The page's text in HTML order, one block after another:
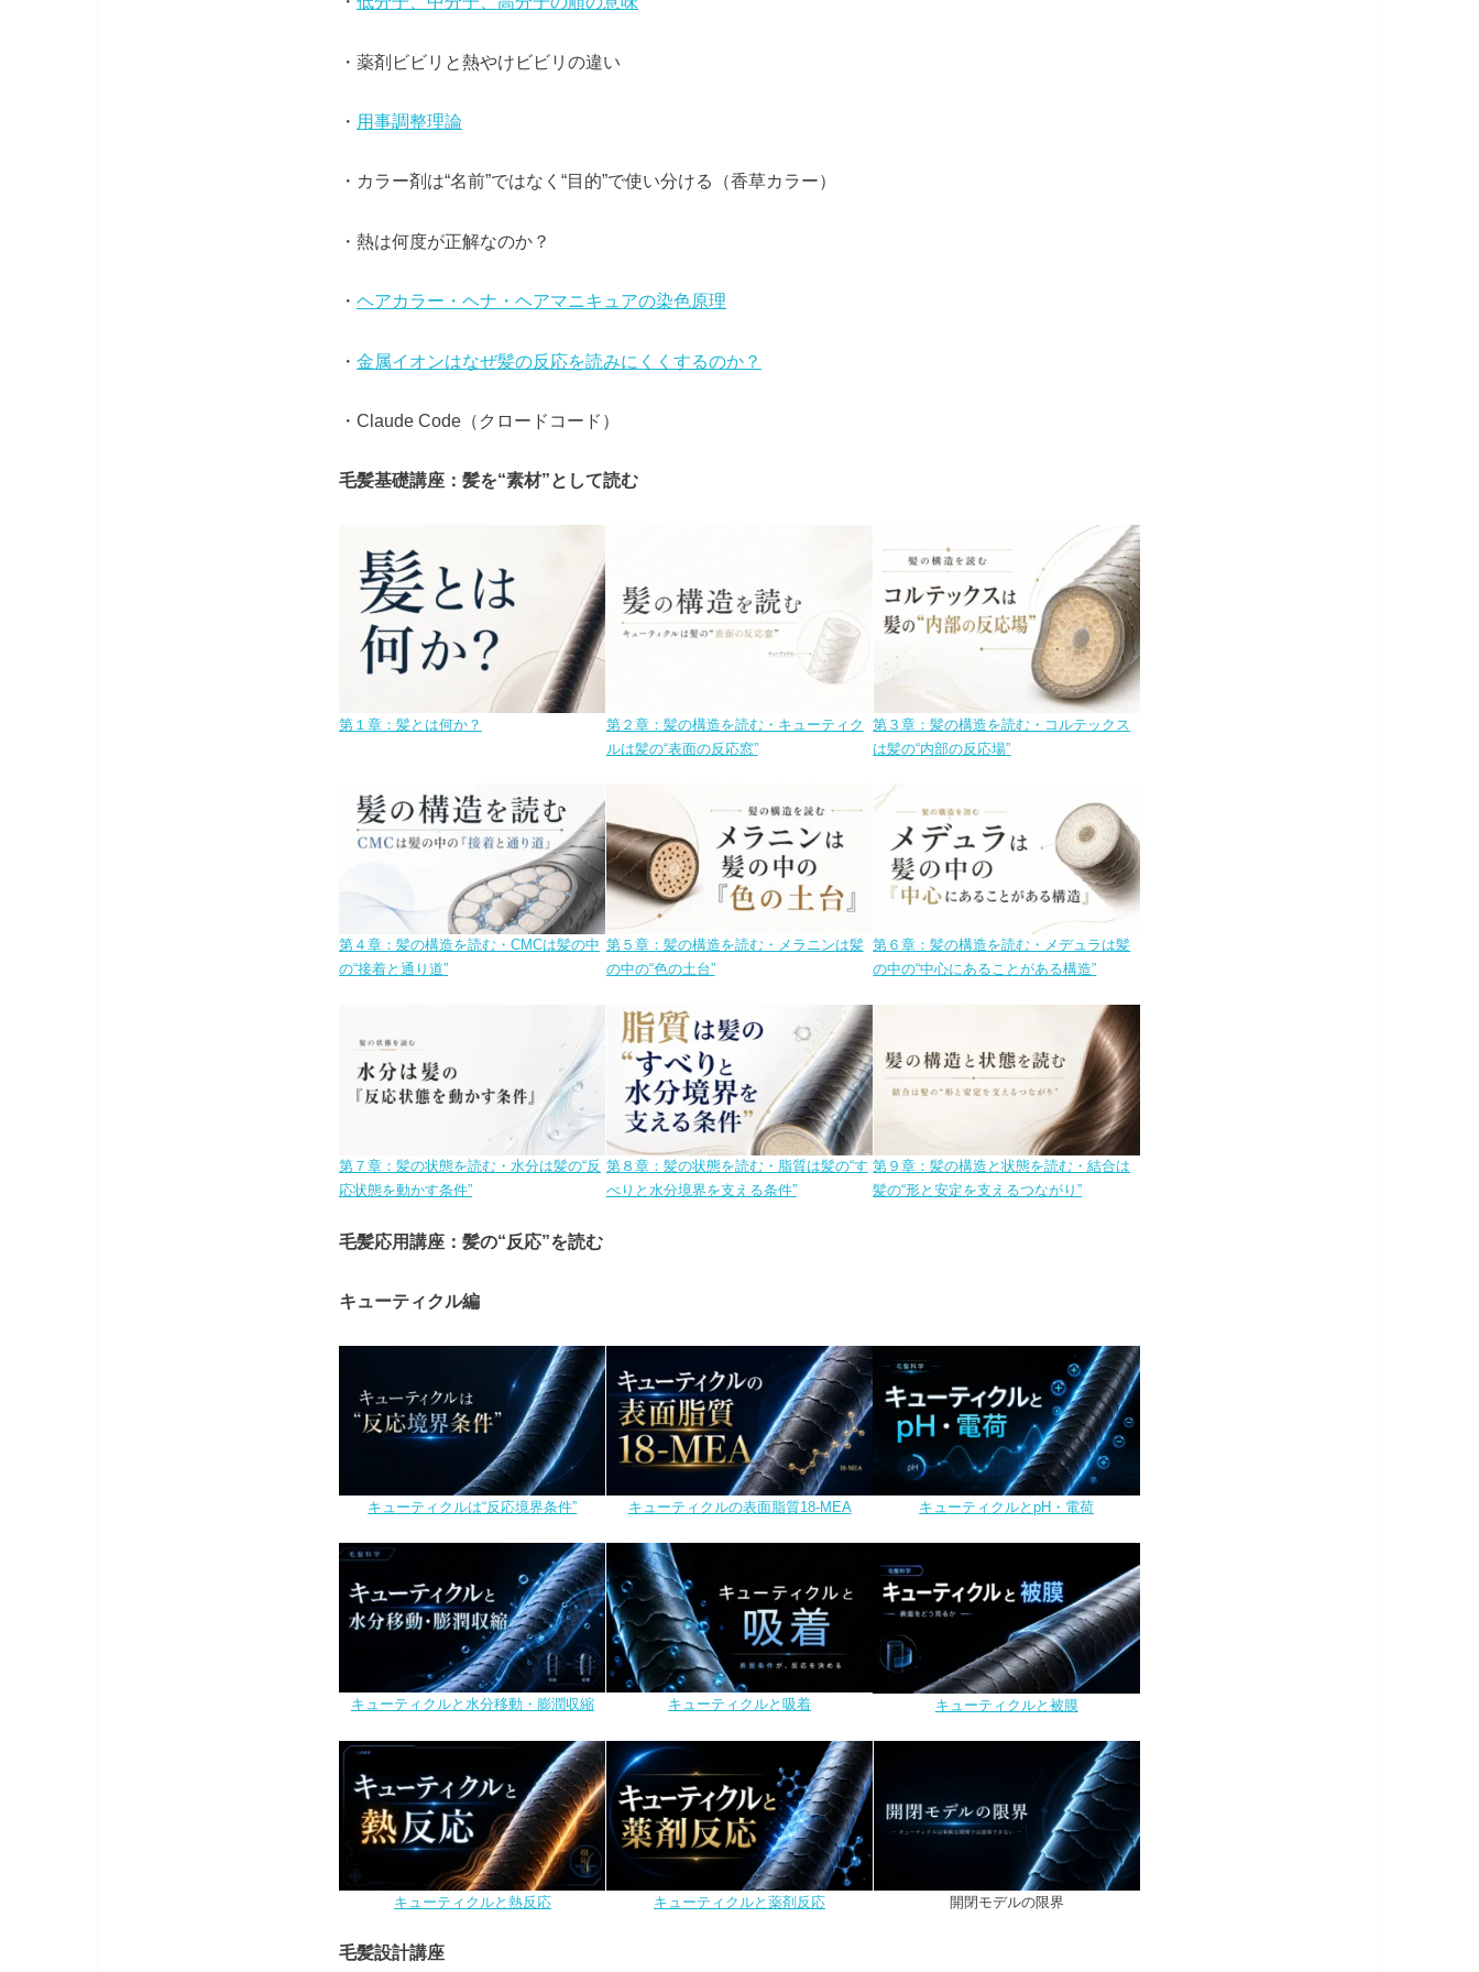
・薬剤ビビリと熱やけビビリの違い
・ 用事調整理論
・カラー剤は“名前”ではなく“目的”で使い分ける（香草カラー）
・熱は何度が正解なのか？
・ ヘアカラー・ヘナ・ヘアマニキュアの染色原理
・ 金属イオンはなぜ髪の反応を読みにくくするのか？
・Claude Code（クロードコード）
毛髪基礎講座：髪を“素材”として読む
第１章：髪とは何か？
第２章：髪の構造を読む・キューティク
ルは髪の“表面の反応窓”
第３章：髪の構造を読む・コルテックス
は髪の“内部の反応場”
第４章：髪の構造を読む・CMCは髪の中
の“接着と通り道”
第５章：髪の構造を読む・メラニンは髪
の中の“色の土台”
第６章：髪の構造を読む・メデュラは髪
の中の“中心にあることがある構造”
第７章：髪の状態を読む・水分は髪の“反
応状態を動かす条件”
第８章：髪の状態を読む・脂質は髪の“す
べりと水分境界を支える条件”
第９章：髪の構造と状態を読む・結合は
髪の“形と安定を支えるつながり”
毛髪応用講座：髪の“反応”を読む
キューティクル編
キューティクルは“反応境界条件” キューティクルの表面脂質18-MEA キューティクルとpH・電荷
キューティクルと水分移動・膨潤収縮 キューティクルと吸着 キューティクルと被膜
キューティクルと熱反応 キューティクルと薬剤反応 開閉モデルの限界
毛髪設計講座